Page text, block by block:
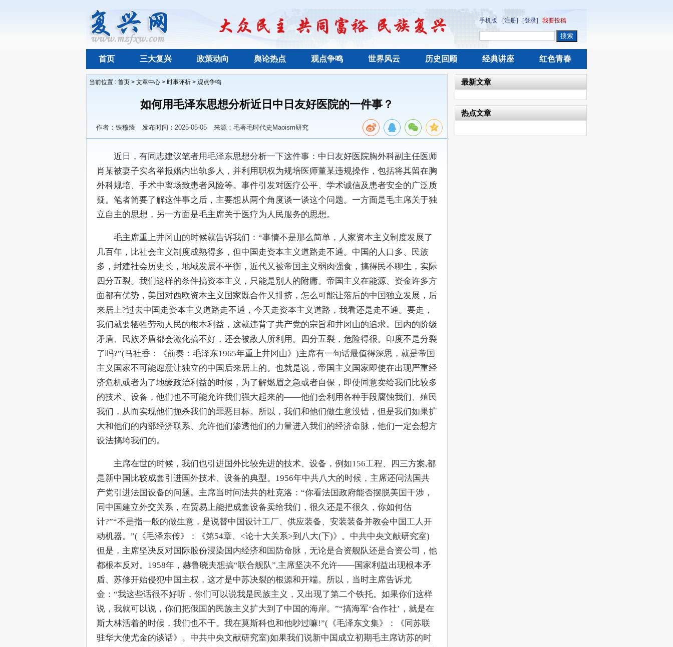
手机版 [注册] [登录] 我要投稿
首页 三大复兴 政策动向 舆论热点 观点争鸣 世界风云 历史回顾 经典讲座 红色青春
当前位置 : 首页 > 文章中心 > 时事评析 > 观点争鸣
如何用毛泽东思想分析近日中日友好医院的一件事？
作者：铁穆臻 发布时间：2025-05-05 来源：毛著毛时代史Maoism研究
近日，有同志建议笔者用毛泽东思想分析一下这件事：中日友好医院胸外科副主任医师
肖某被妻子实名举报婚内出轨多人，并利用职权为规培医师董某违规操作，包括将其留在胸
外科规培、手术中离场致患者风险等。事件引发对医疗公平、学术诚信及患者安全的广泛质
疑。笔者简要了解这件事之后，主要想从两个角度谈一谈这个问题。一方面是毛主席关于独
立自主的思想，另一方面是毛主席关于医疗为人民服务的思想。
毛主席重上井冈山的时候就告诉我们：“事情不是那么简单，人家资本主义制度发展了
几百年，比社会主义制度成熟得多，但中国走资本主义道路走不通。中国的人口多、民族
多，封建社会历史长，地域发展不平衡，近代又被帝国主义弱肉强食，搞得民不聊生，实际
四分五裂。我们这样的条件搞资本主义，只能是别人的附庸。帝国主义在能源、资金许多方
面都有优势，美国对西欧资本主义国家既合作又排挤，怎么可能让落后的中国独立发展，后
来居上?过去中国走资本主义道路走不通，今天走资本主义道路，我看还是走不通。要走，
我们就要牺牲劳动人民的根本利益，这就违背了共产党的宗旨和井冈山的追求。国内的阶级
矛盾、民族矛盾都会激化搞不好，还会被敌人所利用。四分五裂，危险得很。印度不是分裂
了吗?”(马社香：《前奏：毛泽东1965年重上井冈山》)主席有一句话最值得深思，就是帝国
主义国家不可能愿意让独立的中国后来居上的。也就是说，帝国主义国家即使在出现严重经
济危机或者为了地缘政治利益的时候，为了解燃眉之急或者自保，即使同意卖给我们比较多
的技术、设备，他们也不可能允许我们强大起来的——他们会利用各种手段腐蚀我们、殖民
我们，从而实现他们扼杀我们的罪恶目标。所以，我们和他们做生意没错，但是我们如果扩
大和他们的内部经济联系、允许他们渗透他们的力量进入我们的经济命脉，他们一定会想方
设法搞垮我们的。
主席在世的时候，我们也引进国外比较先进的技术、设备，例如156工程、四三方案,都
是新中国比较成套引进国外技术、设备的典型。1956年中共八大的时候，主席还问法国共
产党引进法国设备的问题。主席当时问法共的杜克洛：“你看法国政府能否摆脱美国干涉，
同中国建立外交关系，在贸易上能把成套设备卖给我们，很久还是不很久，你如何估
计?”“不是指一般的做生意，是说替中国设计工厂、供应装备、安装装备并教会中国工人开
动机器。”(《毛泽东传》：《第54章、<论十大关系>到八大(下)》。中共中央文献研究室)
但是，主席坚决反对国际股份浸染国内经济和国防命脉，无论是合资舰队还是合资公司，他
都根本反对。1958年，赫鲁晓夫想搞“联合舰队”,主席坚决不允许——国家利益出现根本矛
盾、苏修开始侵犯中国主权，这才是中苏决裂的根源和开端。所以，当时主席告诉尤
金：“我这些话很不好听，你们可以说我是民族主义，又出现了第二个铁托。如果你们这样
说，我就可以说，你们把俄国的民族主义扩大到了中国的海岸。”“搞海军‘合作社’，就是在
斯大林活着的时候，我们也不干。我在莫斯科也和他吵过嘛!”(《毛泽东文集》：《同苏联
驻华大使尤金的谈话》。中共中央文献研究室)如果我们说新中国成立初期毛主席访苏的时
最新文章
热点文章